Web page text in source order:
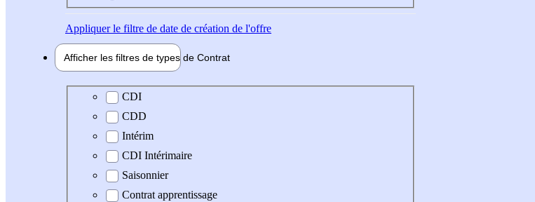
Appliquerle filtre de date de création de l'offre
Afficher les filtres de types de Contrat
Type de contrat
CDI
CDD
Intérim
CDI Intérimaire
Saisonnier
Contrat apprentissage